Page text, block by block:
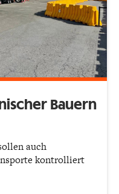
Bauern
auch
kontrolliert